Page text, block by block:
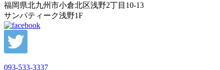
福岡県北九州市小倉北区浅野2丁目10-13
サンパティーク浅野1F
093-533-3337